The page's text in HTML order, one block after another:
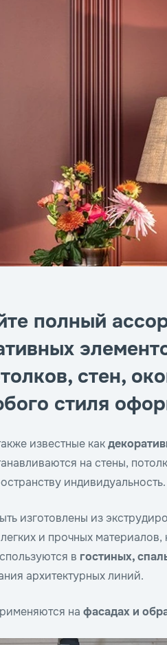
полный
стен,
стиля
известные как
на стены,
индивидуальность.
изготовлены из
и прочных
в гостиных,
архитектурных линий.
на фасадах и